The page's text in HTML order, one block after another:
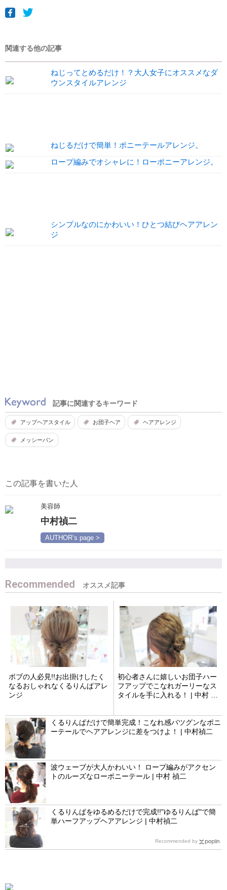
関連する他の記事
ねじってとめるだけ！？大人女子にオススメなダ
ウンスタイルアレンジ
ねじるだけで簡単！ポニーテールアレンジ。
ロープ編みでオシャレに！ローポニーアレンジ。
シンプルなのにかわいい！ひとつ結びヘアアレン
ジ
記事に関連するキーワード
アップヘアスタイル お団子ヘア ヘアアレンジ
メッシーバン
この記事を書いた人
美容師
中村禎二
AUTHOR’s page >
Recommended
ボブの人必見!!お出掛けしたく
なるおしゃれなくるりんぱアレ
ンジ
初心者さんに嬉しいお団子ハー
フアップでこなれガーリーなス
タイルを手に入れる！ | 中村 禎
くるりんぱだけで簡単完成！こなれ感バツグンなポニ
ーテールでヘアアレンジに差をつけよ！ | 中村禎二
波ウェーブが大人かわいい！ ロープ編みがアクセン
トのルーズなローポニーテール | 中村 禎二
くるりんぱをゆるめるだけで完成!!"ゆるりんぱ"で簡
単ハーフアップヘアアレンジ | 中村禎二
Recommended by